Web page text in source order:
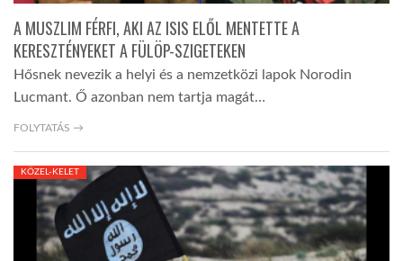
A MUSZLIM FÉRFI, AKI AZ ISIS ELŐL MENTETTE A
KERESZTÉNYEKET A FÜLÖP-SZIGETEKEN
Hősnek nevezik a helyi és a nemzetközi lapok Norodin
Lucmant. Ő azonban nem tartja magát…
FOLYTATÁS →
KÖZEL-KELET